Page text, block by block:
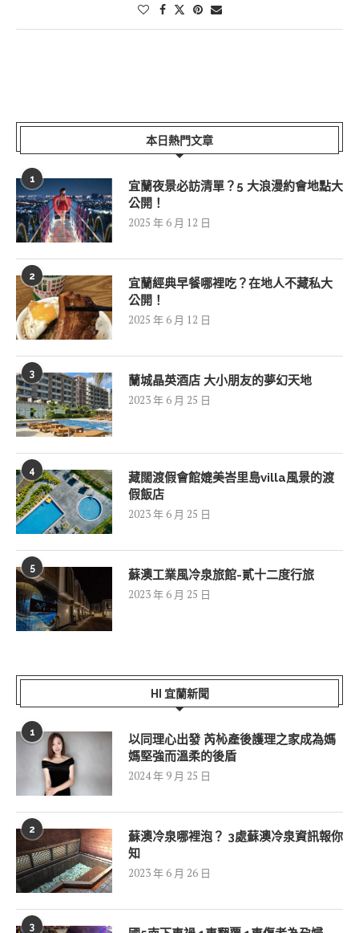
本日熱門文章
1
宜蘭夜景必訪清單？5 大浪漫約會地點大
公開！
2025 年 6 月 12 日
2
宜蘭經典早餐哪裡吃？在地人不藏私大
公開！
2025 年 6 月 12 日
3
蘭城晶英酒店 大小朋友的夢幻天地
2023 年 6 月 25 日
4
藏闊渡假會館媲美峇里島villa風景的渡
假飯店
2023 年 6 月 25 日
5
蘇澳工業風冷泉旅館-貳十二度行旅
2023 年 6 月 25 日
HI 宜蘭新聞
1
以同理心出發 芮杺產後護理之家成為媽
媽堅強而溫柔的後盾
2024 年 9 月 25 日
2
蘇澳冷泉哪裡泡？ 3處蘇澳冷泉資訊報你
知
2023 年 6 月 26 日
3